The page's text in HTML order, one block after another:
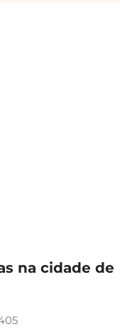
na cidade de